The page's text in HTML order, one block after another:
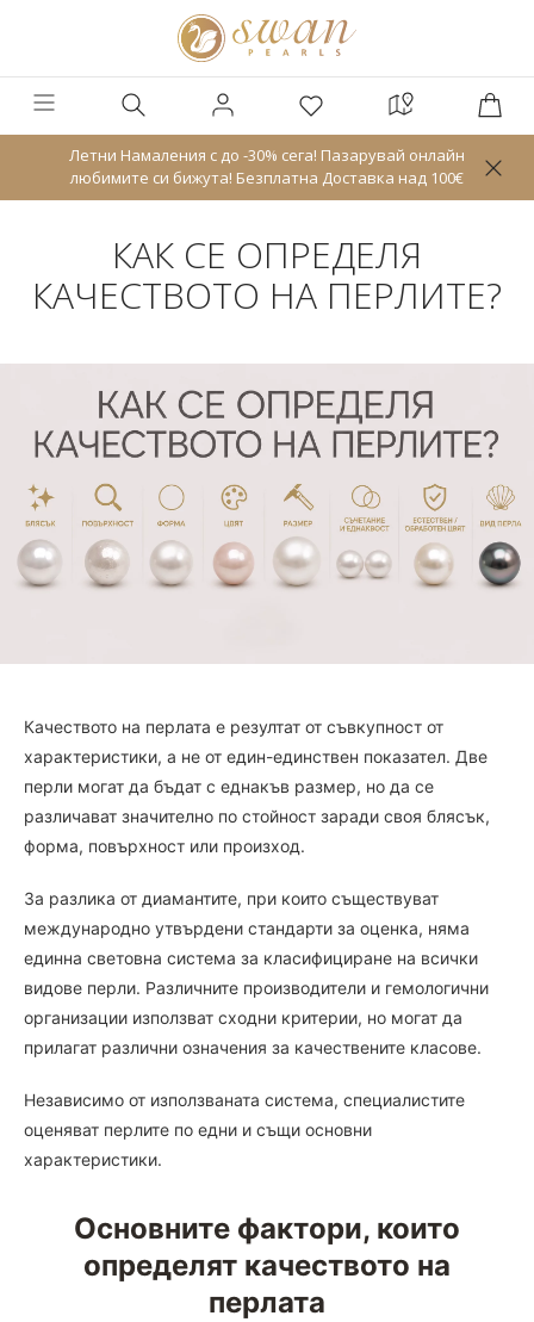
Летни Намаления с до -30% сега! Пазарувай онлайн
любимите си бижута! Безплатна Доставка над 100€
КАК СЕ ОПРЕДЕЛЯ
КАЧЕСТВОТО НА ПЕРЛИТЕ?
Качеството на перлата е резултат от съвкупност от
характеристики, а не от един-единствен показател. Две
перли могат да бъдат с еднакъв размер, но да се
различават значително по стойност заради своя блясък,
форма, повърхност или произход.
За разлика от диамантите, при които съществуват
международно утвърдени стандарти за оценка, няма
единна световна система за класифициране на всички
видове перли. Различните производители и гемологични
организации използват сходни критерии, но могат да
прилагат различни означения за качествените класове.
Независимо от използваната система, специалистите
оценяват перлите по едни и същи основни
характеристики.
Основните фактори, които
определят качеството на
перлата